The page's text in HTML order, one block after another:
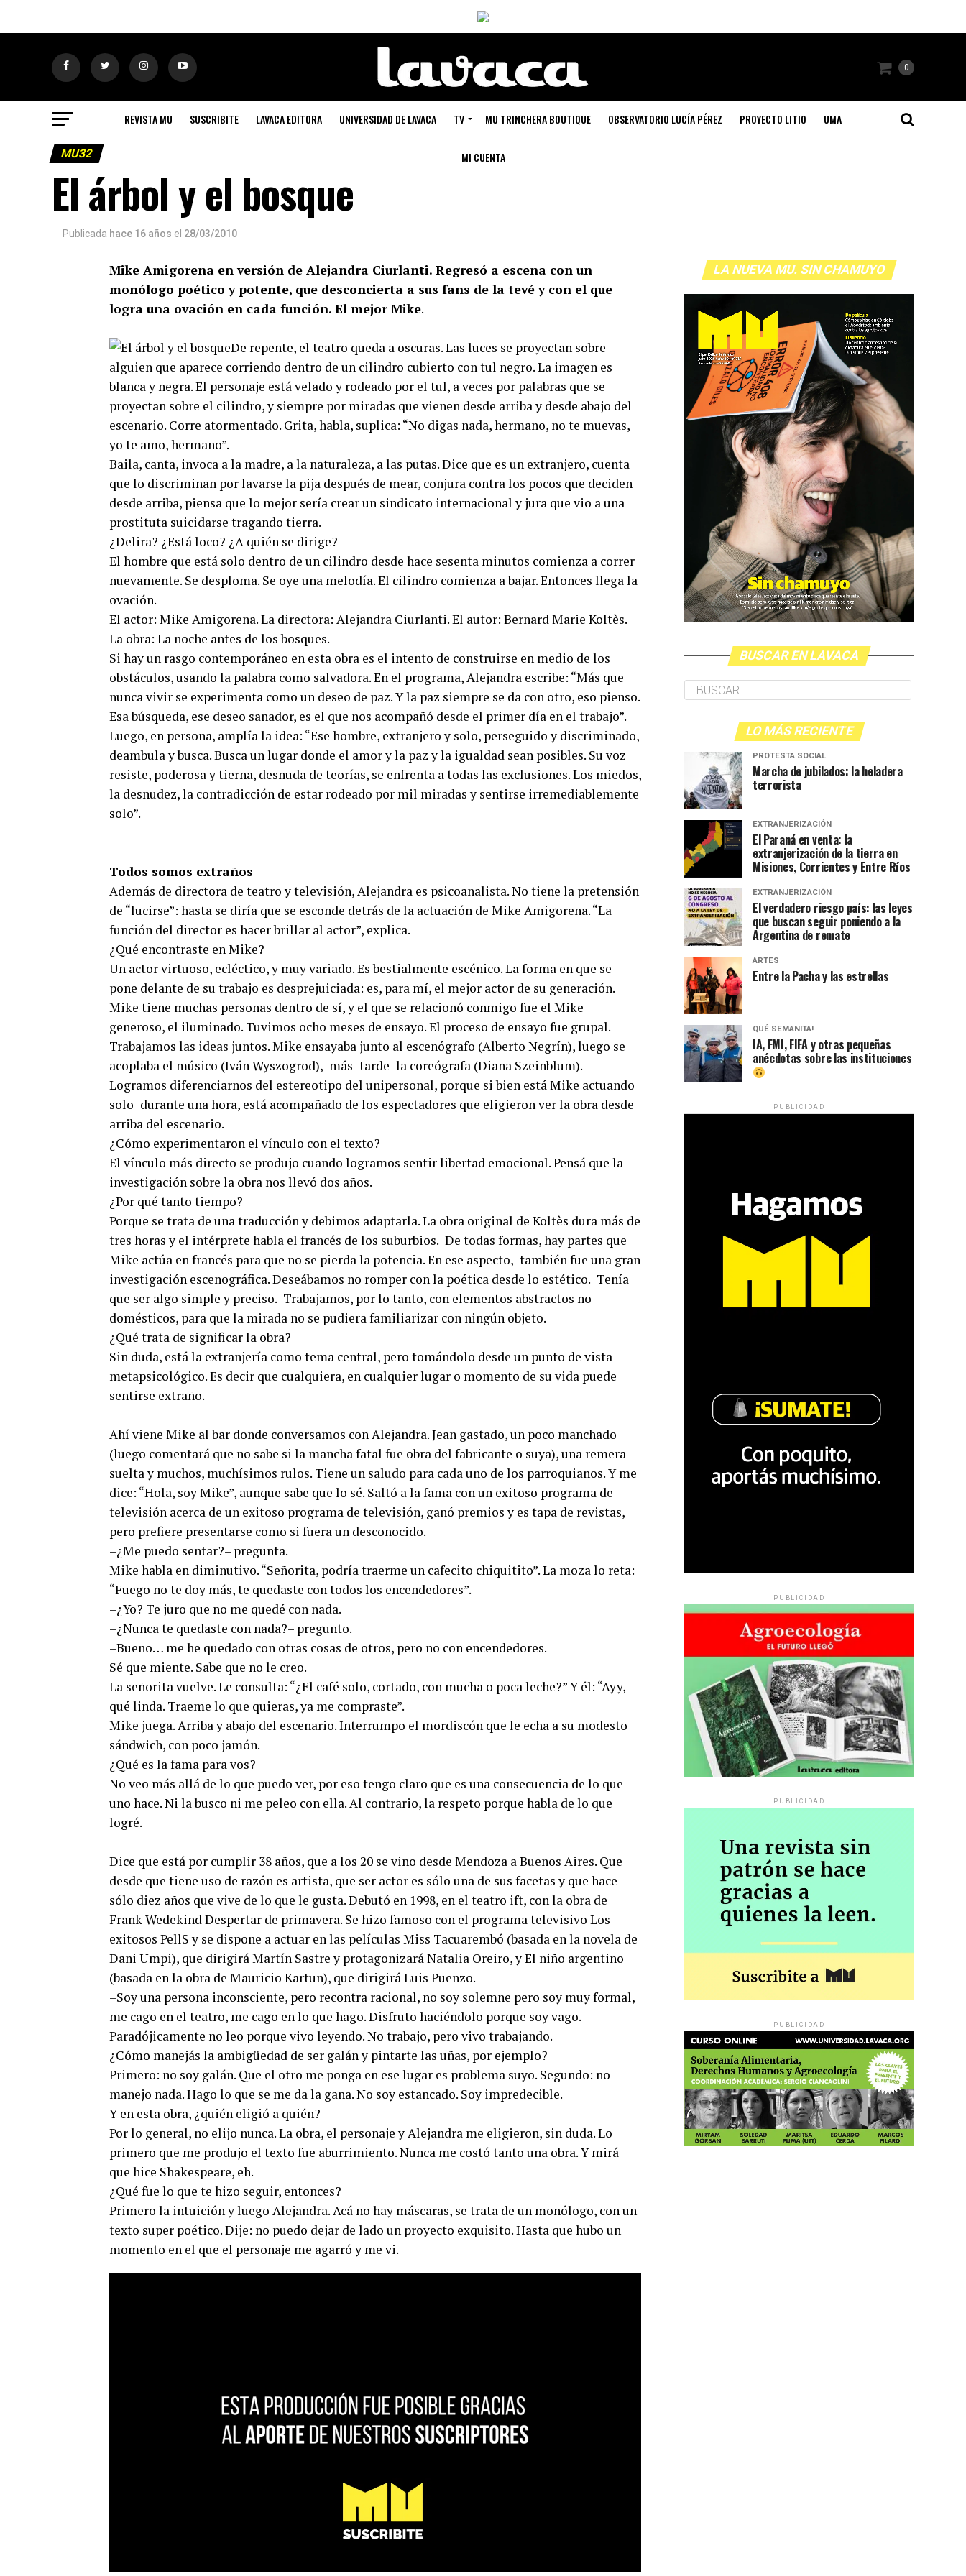
0
REVISTA MU SUSCRIBITE LAVACA EDITORA UNIVERSIDAD DE LAVACA TV MU TRINCHERA BOUTIQUE OBSERVATORIO LUCÍA PÉREZ PROYECTO LITIO UMA
MI CUENTA
MU32
El árbol y el bosque
Publicada hace 16 años el 28/03/2010
Mike Amigorena en versión de Alejandra Ciurlanti. Regresó a escena con un
monólogo poético y potente, que desconcierta a sus fans de la tevé y con el que
logra una ovación en cada función. El mejor Mike.
De repente, el teatro queda a oscuras. Las luces se proyectan sobre
alguien que aparece corriendo dentro de un cilindro cubierto con tul negro. La imagen es
blanca y negra. El personaje está velado y rodeado por el tul, a veces por palabras que se
proyectan sobre el cilindro, y siempre por miradas que vienen desde arriba y desde abajo del
escenario. Corre atormentado. Grita, habla, suplica: “No digas nada, hermano, no te muevas,
yo te amo, hermano”.
Baila, canta, invoca a la madre, a la naturaleza, a las putas. Dice que es un extranjero, cuenta
que lo discriminan por lavarse la pija después de mear, conjura contra los pocos que deciden
desde arriba, piensa que lo mejor sería crear un sindicato internacional y jura que vio a una
prostituta suicidarse tragando tierra.
¿Delira? ¿Está loco? ¿A quién se dirige?
El hombre que está solo dentro de un cilindro desde hace sesenta minutos comienza a correr
nuevamente. Se desploma. Se oye una melodía. El cilindro comienza a bajar. Entonces llega la
ovación.
El actor: Mike Amigorena. La directora: Alejandra Ciurlanti. El autor: Bernard Marie Koltès.
La obra: La noche antes de los bosques.
Si hay un rasgo contemporáneo en esta obra es el intento de construirse en medio de los
obstáculos, usando la palabra como salvadora. En el programa, Alejandra escribe: “Más que
nunca vivir se experimenta como un deseo de paz. Y la paz siempre se da con otro, eso pienso.
Esa búsqueda, ese deseo sanador, es el que nos acompañó desde el primer día en el trabajo”.
Luego, en persona, amplía la idea: “Ese hombre, extranjero y solo, perseguido y discriminado,
deambula y busca. Busca un lugar donde el amor y la paz y la igualdad sean posibles. Su voz
resiste, poderosa y tierna, desnuda de teorías, se enfrenta a todas las exclusiones. Los miedos,
la desnudez, la contradicción de estar rodeado por mil miradas y sentirse irremediablemente
solo”.
Todos somos extraños
Además de directora de teatro y televisión, Alejandra es psicoanalista. No tiene la pretensión
de “lucirse”: hasta se diría que se esconde detrás de la actuación de Mike Amigorena. “La
función del director es hacer brillar al actor”, explica.
¿Qué encontraste en Mike?
Un actor virtuoso, ecléctico, y muy variado. Es bestialmente escénico. La forma en que se
pone delante de su trabajo es desprejuiciada: es, para mí, el mejor actor de su generación.
Mike tiene muchas personas dentro de sí, y el que se relacionó conmigo fue el Mike
generoso, el iluminado. Tuvimos ocho meses de ensayo. El proceso de ensayo fue grupal.
Trabajamos las ideas juntos. Mike ensayaba junto al escenógrafo (Alberto Negrín), luego se
acoplaba el músico (Iván Wyszogrod), más tarde la coreógrafa (Diana Szeinblum).
Logramos diferenciarnos del estereotipo del unipersonal, porque si bien está Mike actuando
solo durante una hora, está acompañado de los espectadores que eligieron ver la obra desde
arriba del escenario.
¿Cómo experimentaron el vínculo con el texto?
El vínculo más directo se produjo cuando logramos sentir libertad emocional. Pensá que la
investigación sobre la obra nos llevó dos años.
¿Por qué tanto tiempo?
Porque se trata de una traducción y debimos adaptarla. La obra original de Koltès dura más de
tres horas y el intérprete habla el francés de los suburbios. De todas formas, hay partes que
Mike actúa en francés para que no se pierda la potencia. En ese aspecto, también fue una gran
investigación escenográfica. Deseábamos no romper con la poética desde lo estético. Tenía
que ser algo simple y preciso. Trabajamos, por lo tanto, con elementos abstractos no
domésticos, para que la mirada no se pudiera familiarizar con ningún objeto.
¿Qué trata de significar la obra?
Sin duda, está la extranjería como tema central, pero tomándolo desde un punto de vista
metapsicológico. Es decir que cualquiera, en cualquier lugar o momento de su vida puede
sentirse extraño.
Ahí viene Mike al bar donde conversamos con Alejandra. Jean gastado, un poco manchado
(luego comentará que no sabe si la mancha fatal fue obra del fabricante o suya), una remera
suelta y muchos, muchísimos rulos. Tiene un saludo para cada uno de los parroquianos. Y me
dice: “Hola, soy Mike”, aunque sabe que lo sé. Saltó a la fama con un exitoso programa de
televisión acerca de un exitoso programa de televisión, ganó premios y es tapa de revistas,
pero prefiere presentarse como si fuera un desconocido.
–¿Me puedo sentar?– pregunta.
Mike habla en diminutivo. “Señorita, podría traerme un cafecito chiquitito”. La moza lo reta:
“Fuego no te doy más, te quedaste con todos los encendedores”.
–¿Yo? Te juro que no me quedé con nada.
–¿Nunca te quedaste con nada?– pregunto.
–Bueno… me he quedado con otras cosas de otros, pero no con encendedores.
Sé que miente. Sabe que no le creo.
La señorita vuelve. Le consulta: “¿El café solo, cortado, con mucha o poca leche?” Y él: “Ayy,
qué linda. Traeme lo que quieras, ya me compraste”.
Mike juega. Arriba y abajo del escenario. Interrumpo el mordiscón que le echa a su modesto
sándwich, con poco jamón.
¿Qué es la fama para vos?
No veo más allá de lo que puedo ver, por eso tengo claro que es una consecuencia de lo que
uno hace. Ni la busco ni me peleo con ella. Al contrario, la respeto porque habla de lo que
logré.
Dice que está por cumplir 38 años, que a los 20 se vino desde Mendoza a Buenos Aires. Que
desde que tiene uso de razón es artista, que ser actor es sólo una de sus facetas y que hace
sólo diez años que vive de lo que le gusta. Debutó en 1998, en el teatro ift, con la obra de
Frank Wedekind Despertar de primavera. Se hizo famoso con el programa televisivo Los
exitosos Pell$ y se dispone a actuar en las películas Miss Tacuarembó (basada en la novela de
Dani Umpi), que dirigirá Martín Sastre y protagonizará Natalia Oreiro, y El niño argentino
(basada en la obra de Mauricio Kartun), que dirigirá Luis Puenzo.
–Soy una persona inconsciente, pero recontra racional, no soy solemne pero soy muy formal,
me cago en el teatro, me cago en lo que hago. Disfruto haciéndolo porque soy vago.
Paradójicamente no leo porque vivo leyendo. No trabajo, pero vivo trabajando.
¿Cómo manejás la ambigüedad de ser galán y pintarte las uñas, por ejemplo?
Primero: no soy galán. Que el otro me ponga en ese lugar es problema suyo. Segundo: no
manejo nada. Hago lo que se me da la gana. No soy estancado. Soy impredecible.
Y en esta obra, ¿quién eligió a quién?
Por lo general, no elijo nunca. La obra, el personaje y Alejandra me eligieron, sin duda. Lo
primero que me produjo el texto fue aburrimiento. Nunca me costó tanto una obra. Y mirá
que hice Shakespeare, eh.
¿Qué fue lo que te hizo seguir, entonces?
Primero la intuición y luego Alejandra. Acá no hay máscaras, se trata de un monólogo, con un
texto super poético. Dije: no puedo dejar de lado un proyecto exquisito. Hasta que hubo un
momento en el que el personaje me agarró y me vi.
LA NUEVA MU. SIN CHAMUYO
BUSCAR EN LAVACA
LO MÁS RECIENTE
PROTESTA SOCIAL
Marcha de jubilados: la heladera
terrorista
EXTRANJERIZACIÓN
El Paraná en venta: la
extranjerización de la tierra en
Misiones, Corrientes y Entre Ríos
EXTRANJERIZACIÓN
El verdadero riesgo país: las leyes
que buscan seguir poniendo a la
Argentina de remate
ARTES
Entre la Pacha y las estrellas
QUÉ SEMANITA!
IA, FMI, FIFA y otras pequeñas
anécdotas sobre las instituciones
PUBLICIDAD
PUBLICIDAD
PUBLICIDAD
PUBLICIDAD